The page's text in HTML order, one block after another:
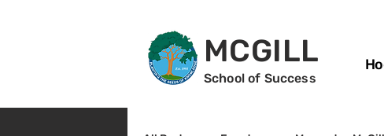
MCGILL
School of Success